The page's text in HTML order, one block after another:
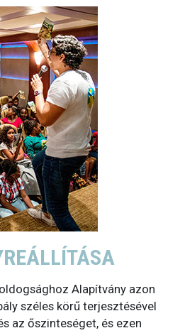
Alapítvány azon
széles körű terjesztésével
az őszinteséget, és ezen